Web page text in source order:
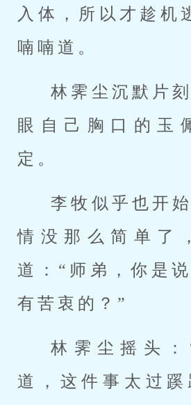
入体，所以才趁机
喃喃道。
林霁尘沉默片
眼自己胸口的玉
定。
李牧似乎也开
情没那么简单了
道：“师弟，你是
有苦衷的？”
林霁尘摇头
道，这件事太过蹊